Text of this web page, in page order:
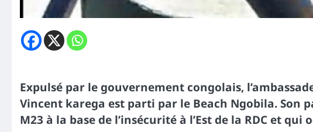
Expulsé par le gouvernement congolais,
Vincent karega est parti par le Beach Ngobila. Son
M23 à la base de l’insécurité à l’Est de la RDC et